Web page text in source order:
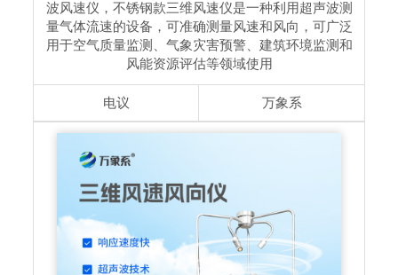
波风速仪，不锈钢款三维风速仪是一种利用超声波测
量气体流速的设备，可准确测量风速和风向，可广泛
用于空气质量监测、气象灾害预警、建筑环境监测和
风能资源评估等领域使用
电议 万象系